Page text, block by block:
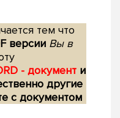
тем что
версии Вы в
- документ и
другие
с документом